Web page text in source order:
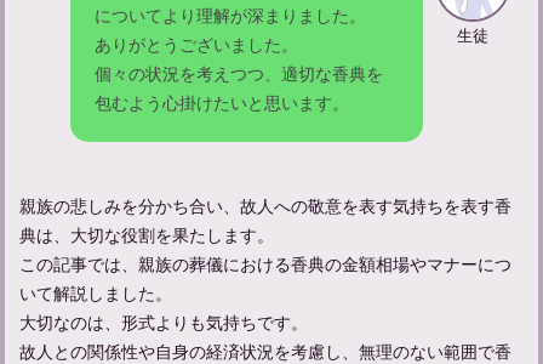
についてより理解が深まりました。
ありがとうございました。
個々の状況を考えつつ、適切な香典を
包むよう心掛けたいと思います。
生徒
親族の悲しみを分かち合い、故人への敬意を表す気持ちを表す香
典は、大切な役割を果たします。
この記事では、親族の葬儀における香典の金額相場やマナーにつ
いて解説しました。
大切なのは、形式よりも気持ちです。
故人との関係性や自身の経済状況を考慮し、無理のない範囲で香